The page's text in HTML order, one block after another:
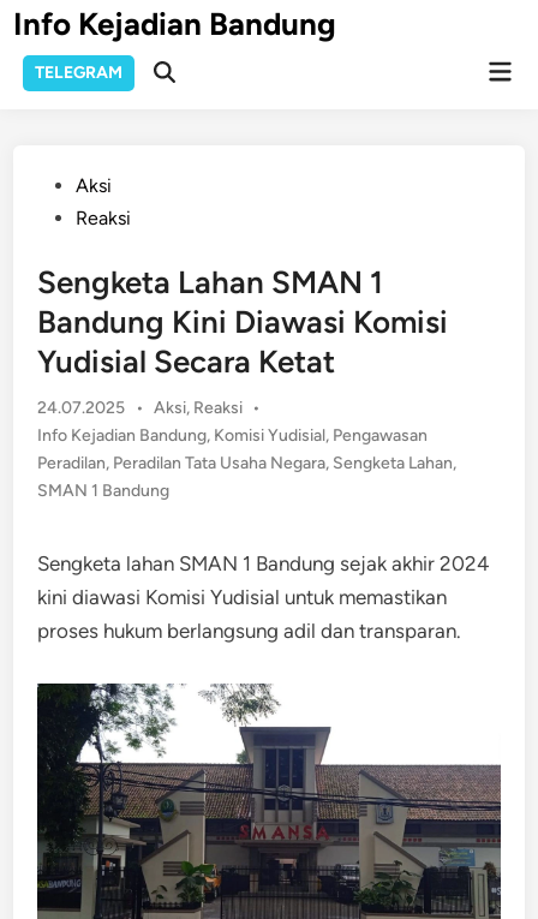
Skip
to
content
Info Kejadian Bandung
TELEGRAM
Open
PostedAksi
Reaksi
Sengketa Lahan SMAN 1
Bandung Kini Diawasi Komisi
Yudisial Secara Ketat
24.07.2025 • Posted
in
Aksi, Reaksi •
Info Kejadian Bandung, Komisi Yudisial, Pengawasan
Peradilan, Peradilan Tata Usaha Negara, Sengketa Lahan,
SMAN 1 Bandung
Sengketa lahan SMAN 1 Bandung sejak akhir 2024
kini diawasi Komisi Yudisial untuk memastikan
proses hukum berlangsung adil dan transparan.